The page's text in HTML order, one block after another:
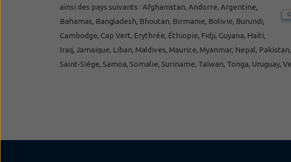
ainsi des pays suivants : Afghanistan, Andorre, Argentine,
Bahamas, Bangladesh, Bhoutan, Birmanie, Bolivie, Burundi,
Cambodge, Cap Vert, Erythrée, Éthiopie, Fidji, Guyana, Haïti,
Iraq, Jamaique, Liban, Maldives, Maurice, Myanmar, Nepal,
Saint-Siège, Samoa, Somalie, Suriname, Taïwan, Tonga, Uruguay,